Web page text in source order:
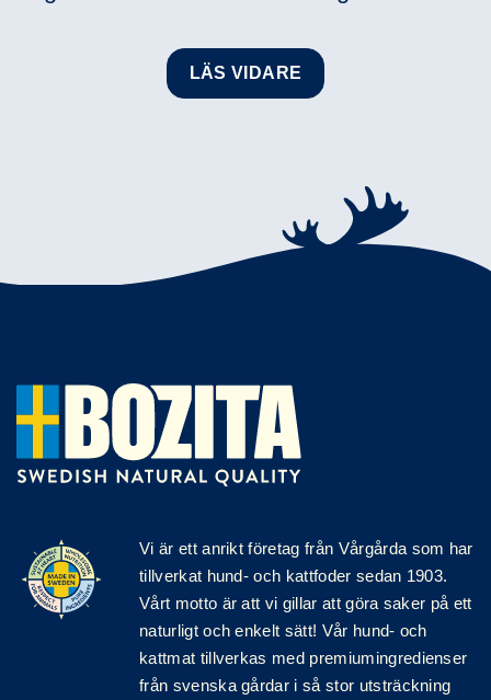
LÄS VIDARE
Vi är ett anriktföretag från Vårgårda som har
tillverkat hund- och kattfoder sedan 1903.
Vårt motto är att vi gillar att göra saker på ett
naturligt och enkelt sätt! Vår hund- och
kattmat tillverkas med premiumingredienser
från svenska gårdar i så stor utsträckning